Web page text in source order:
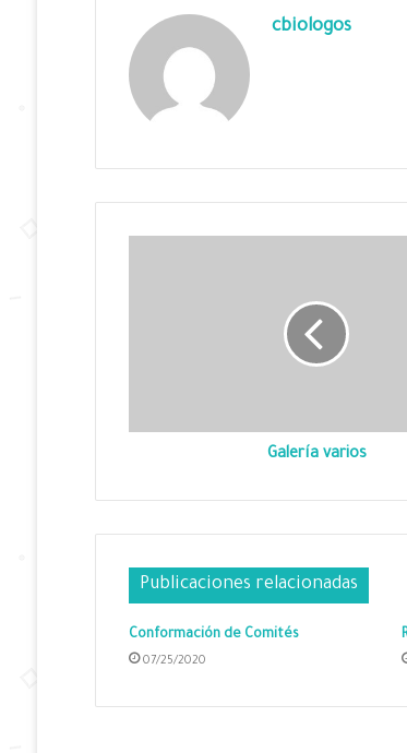
cbiologos
Galería varios
Publicaciones relacionadas
Conformación de Comités
07/25/2020